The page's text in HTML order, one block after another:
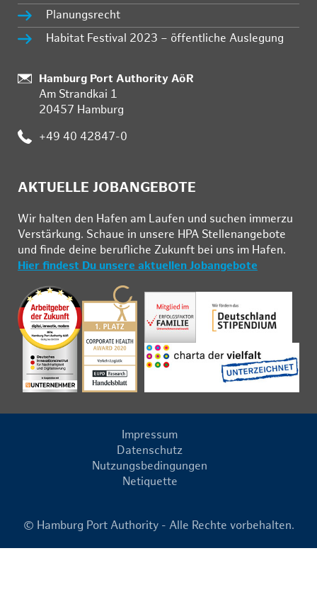
Planungsrecht
Habitat Festival 2023 – öffentliche Auslegung
Standort:
Hamburg Port Authority AöR
Am Strandkai 1
20457 Hamburg
Telefon:
+49 40 42847-0
AKTUELLE JOBANGEBOTE
Wir hal­ten den Ha­fen am Lau­fen und su­chen im­mer­zu
Ver­stär­kung. Schau­e in un­se­re HPA Stel­len­an­ge­bo­te
und fin­de deine be­ruf­li­che Zu­kunft bei uns im Ha­fen.
Hier findest Du unsere aktuellen Jobangebote
Impressum
Datenschutz
Nutzungsbedingungen
Netiquette
© Hamburg Port Authority - Alle Rechte vorbehalten.